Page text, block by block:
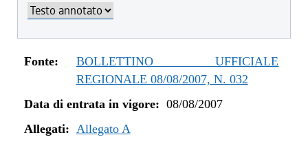
Fonte:
BOLLETTINO UFFICIALE
REGIONALE 08/08/2007, N. 032
Data di entrata in vigore: 08/08/2007
Allegati: Allegato A